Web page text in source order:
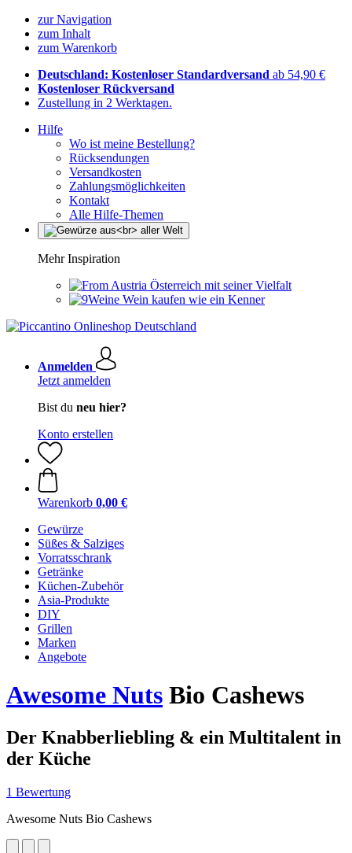
zur Navigation
zum Inhalt
zum Warenkorb
Deutschland: Kostenloser Standardversand ab 54,90 €
Kostenloser Rückversand
Zustellung in 2 Werktagen.
Hilfe
Wo ist meine Bestellung?
Rücksendungen
Versandkosten
Zahlungsmöglichkeiten
Kontakt
Alle Hilfe-Themen
Mehr Inspiration
Österreich mit seiner Vielfalt
Wein kaufen wie ein Kenner
Anmelden
Jetzt anmelden
Bist du neu hier?
Konto erstellen
Warenkorb 0,00 €
Gewürze
Süßes & Salziges
Vorratsschrank
Getränke
Küchen-Zubehör
Asia-Produkte
DIY
Grillen
Marken
Angebote
Awesome Nuts Bio Cashews
Der Knabberliebling & ein Multitalent in
der Küche
1 Bewertung
Awesome Nuts Bio Cashews